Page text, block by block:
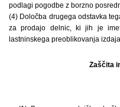
podlagi pogodbe z borzno
(4) Določba drugega odstavka
za prodajo delnic, ki jih je
lastninskega preoblikovanja
Zaščita